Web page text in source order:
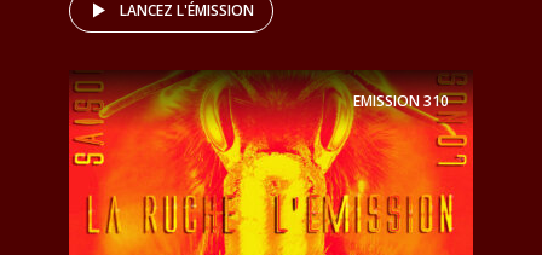
LANCEZ L'ÉMISSION
EMISSION310